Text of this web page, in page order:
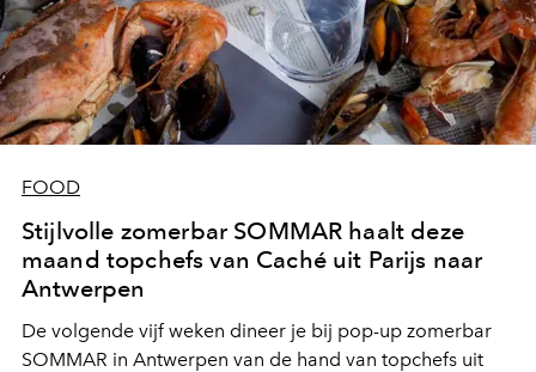
FOOD
Stijlvolle zomerbar SOMMAR haalt deze
maand topchefs van Caché uit Parijs naar
Antwerpen
De volgende vijf weken dineer je bij pop-up zomerbar
SOMMAR in Antwerpen van de hand van topchefs uit